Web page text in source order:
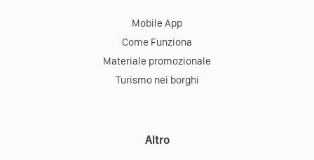
Mobile App
Come Funziona
Materiale promozionale
Turismo nei borghi
Altro